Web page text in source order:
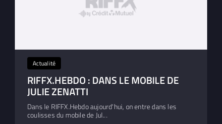
Actualité
RIFFX.HEBDO : DANS LE MOBILE DE
JULIE ZENATTI
Dans le RIFFX.Hebdo aujourd'hui, on entre dans les
coulisses du mobile de Jul...